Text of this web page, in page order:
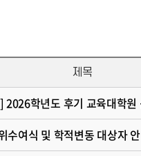
제목
학년도 후기 교육대학원
여식 및 학적변동 대상자